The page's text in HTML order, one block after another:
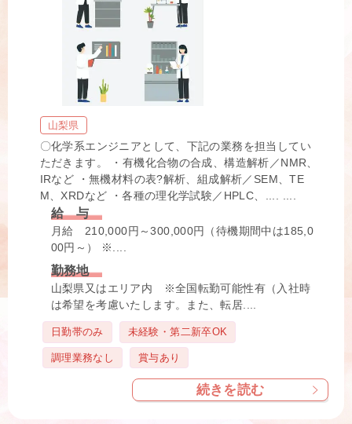
山梨県
〇化学系エンジニアとして、下記の業務を担当してい
ただきます。 ・有機化合物の合成、構造解析／NMR、
IRなど ・無機材料の表?解析、組成解析／SEM、TE
M、XRDなど ・各種の理化学試験／HPLC、.... ....
給 与
月給 210,000円～300,000円（待機期間中は185,0
00円～） ※....
勤務地
山梨県又はエリア内 ※全国転勤可能性有（入社時
は希望を考慮いたします。また、転居....
日勤帯のみ 未経験・第二新卒OK
調理業務なし 賞与あり
続きを読む